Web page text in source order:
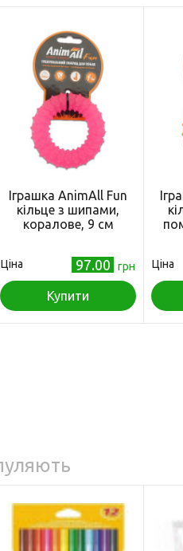
Іграшка AnimAll Fun
кільце з шипами,
коралове, 9 см
Ціна 97.00 грн
Купити
Ціна